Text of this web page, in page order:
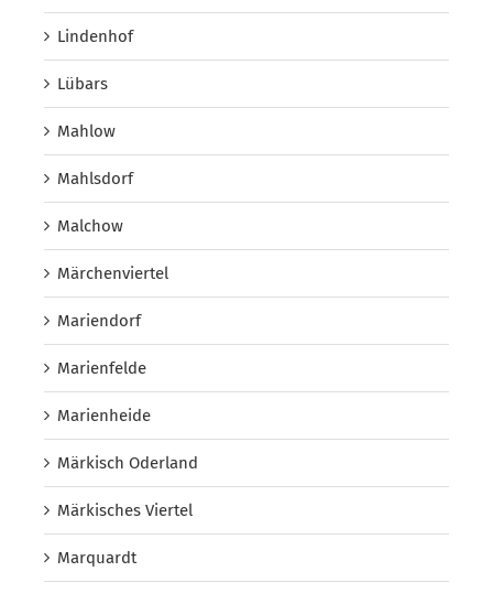
Lindenhof
Lübars
Mahlow
Mahlsdorf
Malchow
Märchenviertel
Mariendorf
Marienfelde
Marienheide
Märkisch Oderland
Märkisches Viertel
Marquardt